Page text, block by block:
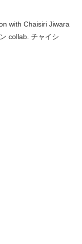
with Chaisiri Jiwara
collab. チャイシ